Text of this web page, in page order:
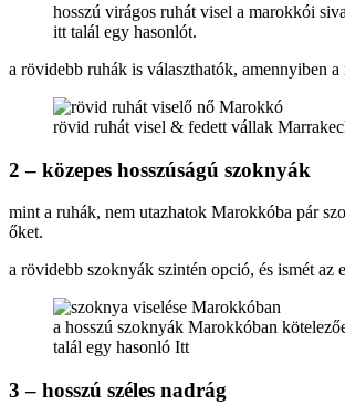
hosszú virágos ruhát visel a marokkói
itt talál egy hasonlót.
a rövidebb ruhák is választhatók, amennyiben
rövid ruhát visel & fedett vállak
2 – közepes hosszúságú szoknyák
mint a ruhák, nem utazhatok Marokkóba pár
őket.
a rövidebb szoknyák szintén opció, és ismét az
a hosszú szoknyák Marokkóban
talál egy hasonló Itt
3 – hosszú széles nadrág